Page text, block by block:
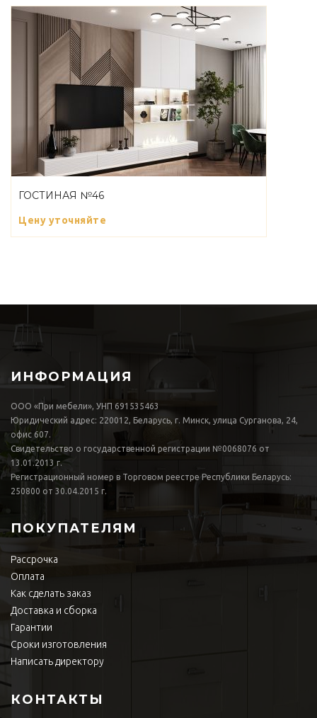
ГОСТИНАЯ №46
Цену уточняйте
ИНФОРМАЦИЯ
ООО «При мебели», УНП 691535463
Юридический адрес: 220012, Беларусь, г. Минск, улица Сурганова, 24,
офис 607.
Свидетельство о государственной регистрации №0068076 от
13.01.2013 г.
Регистрационный номер в Торговом реестре Республики Беларусь:
250800 от 30.04.2015 г.
ПОКУПАТЕЛЯМ
Рассрочка
Оплата
Как сделать заказ
Доставка и сборка
Гарантии
Сроки изготовления
Написать директору
КОНТАКТЫ